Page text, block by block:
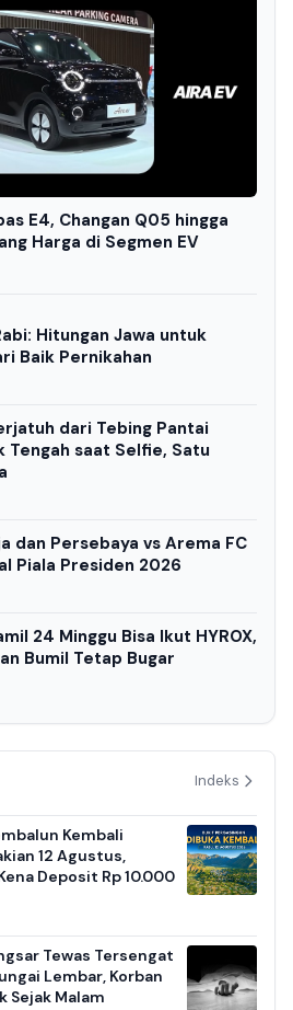
E4, Changan Q05 hingga
Harga di Segmen EV
Hitungan Jawa untuk
Baik Pernikahan
dari Tebing Pantai
Tengah saat Selfie, Satu
dan Persebaya vs Arema FC
Piala Presiden 2026
24 Minggu Bisa Ikut HYROX,
Bumil Tetap Bugar
Indeks
Kembali
12 Agustus,
Deposit Rp 10.000
Tewas Tersengat
Lembar, Korban
Sejak Malam